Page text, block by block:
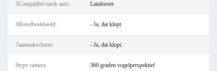
5Compatibel merk auto: Landrover
6Breedhoekbeeld: - Ja, dat klopt.
7aanraakscherm: - Ja, dat klopt.
8type camera: 360 graden vogelperspektief